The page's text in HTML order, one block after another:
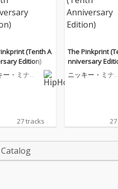
(Tenth A
Edition)
ー・ミナー
27 tracks
The Pinkprint
nniversary
ニッキー・ミナ